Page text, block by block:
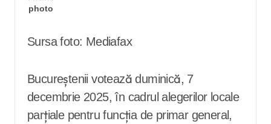
Sursa foto: Mediafax
Bucureștenii votează duminică, 7
decembrie 2025, în cadrul alegerilor locale
parțiale pentru funcția de primar general,